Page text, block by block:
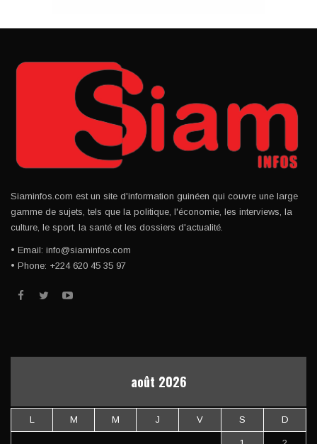
Siaminfos.com est un site d'information guinéen qui couvre une large
gamme de sujets, tels que la politique, l'économie, les interviews, la
culture, le sport, la santé et les dossiers d'actualité.
• Email: info@siaminfos.com
• Phone: +224 620 45 35 97
août 2026
L M M J V S D